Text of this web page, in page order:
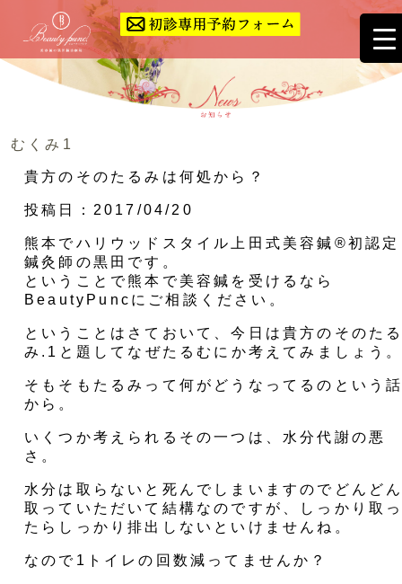
むくみ1
貴方のそのたるみは何処から？
投稿日：2017/04/20
熊本でハリウッドスタイル上田式美容鍼®︎初認定
鍼灸師の黒田です。
ということで熊本で美容鍼を受けるなら
BeautyPuncにご相談ください。
ということはさておいて、今日は貴方のそのた
み.1と題してなぜたるむにか考えてみましょう
そもそもたるみって何がどうなってるのという
から。
いくつか考えられるその一つは、水分代謝の悪
さ。
水分は取らないと死んでしまいますのでどんど
取っていただいて結構なのですが、しっかり取
たらしっかり排出しないといけませんね。
なので 1トイレの回数減ってませんか？